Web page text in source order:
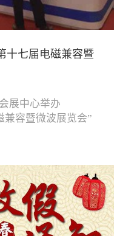
十七届电磁兼容暨
展中心举办
兼容暨微波展览会”
车、科研院校、通
业尖端设备，吸引
公司举办了《电磁
本次讲座同时特邀